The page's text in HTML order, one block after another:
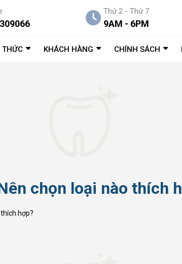
Thứ 2 - Thứ 7
9AM - 6PM
THỨC KHÁCH HÀNG CHÍNH SÁCH
chọn loại nào thích
hợp?